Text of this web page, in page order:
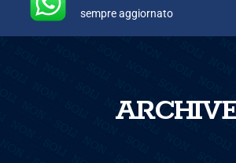
sempre aggiornato